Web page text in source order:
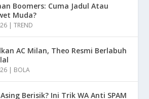
Boomers: Cuma Jadul Atau
Muda?
|TREND
AC Milan, Theo Resmi Berlabuh
| BOLA
Berisik? Ini Trik WA Anti SPAM